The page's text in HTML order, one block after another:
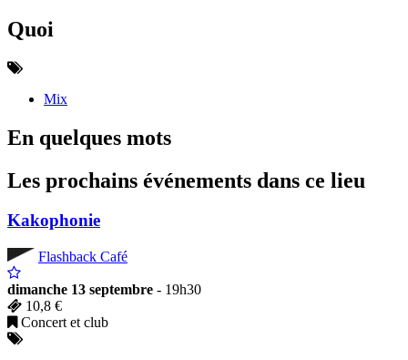
Quoi
Mix
En quelques mots
Les prochains événements dans ce lieu
Kakophonie
Flashback Café
dimanche 13 septembre - 19h30
10,8 €
Concert et club